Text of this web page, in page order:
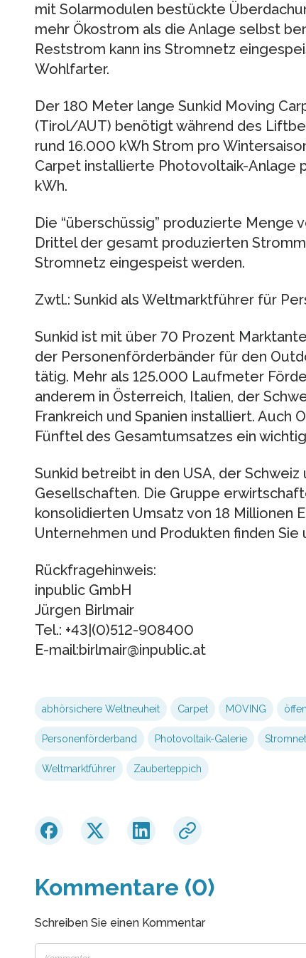
mit Solarmodulen bestückte
mehr Ökostrom als die Anlage selbst
Reststrom kann ins Stromnetz
Wohlfarter.
Der 180 Meter lange Sunkid Moving
(Tirol/AUT) benötigt während des
rund 16.000 kWh Strom pro
Carpet installierte Photovoltaik-Anlage
kWh.
Die “überschüssig” produzierte Menge
Drittel der gesamt produzierten
Stromnetz eingespeist werden.
Zwtl.: Sunkid als Weltmarktführer für
Sunkid ist mit über 70 Prozent
der Personenförderbänder für den
tätig. Mehr als 125.000 Laufmeter
anderem in Österreich, Italien, der
Frankreich und Spanien installiert. Auch
Fünftel des Gesamtumsatzes ein
Sunkid betreibt in den USA, der
Gesellschaften. Die Gruppe
konsolidierten Umsatz von 18 Millionen
Unternehmen und Produkten finden Sie
Rückfragehinweis:
inpublic GmbH
Jürgen Birlmair
Tel.: +43|(0)512-908400
E-mail:birlmair@inpublic.at
abhörsichere Weltneuheit Carpet MOVING
Personenförderband Photovoltaik-Galerie
Weltmarktführer Zauberteppich
Kommentare (0)
Schreiben Sie einen Kommentar